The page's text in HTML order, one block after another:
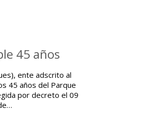
45 años
ente adscrito al
45 años del Parque
por decreto el 09